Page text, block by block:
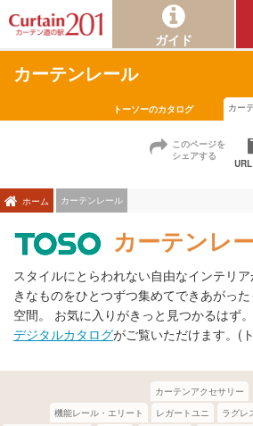
ガイド
カーテンレール
トーソーのカタログ カー
このページを
シェアする
ホーム カーテンレール
カーテンレ
スタイルにとらわれない自由なインテリ
きなものをひとつずつ集めてできあがっ
空間。 お気に入りがきっと見つかるはず。
デジタルカタログがご覧いただけます。(
機能レール・エリート レガートユニ ラグレ
カーテンアクセサリー